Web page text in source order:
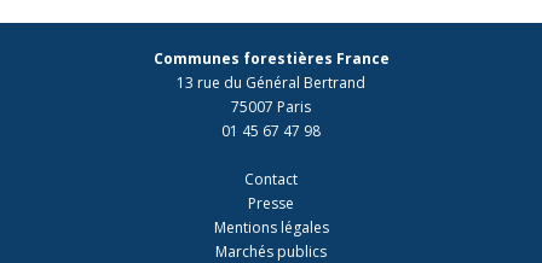
Communes forestières France
13 rue du Général Bertrand
75007 Paris
01 45 67 47 98
Contact
Presse
Mentions légales
Marchés publics